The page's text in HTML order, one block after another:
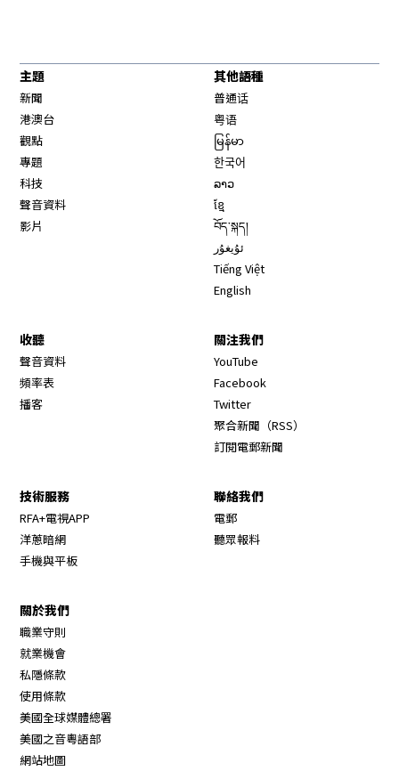
主題
新聞
港澳台
觀點
專題
科技
聲音資料
影片
其他語種
普通话
粤语
မြန်မာ
한국어
ລາວ
ខ្មែ
བོད་སྐད།
ئۇيغۇر
Tiếng Việt
English
收聽
聲音資料
頻率表
播客
關注我們
YouTube
Facebook
Twitter
聚合新聞（RSS）
訂閱電郵新聞
技術服務
RFA+電視APP
洋蔥暗網
手機與平板
聯絡我們
電郵
聽眾報料
關於我們
職業守則
就業機會
私隱條款
使用條款
美國全球媒體總署
美國之音粵語部
網站地圖